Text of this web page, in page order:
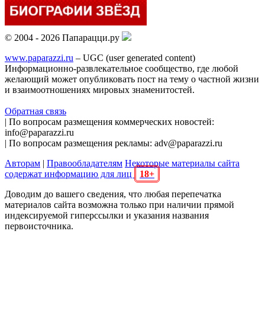
© 2004 - 2026 Папарацци.ру
www.paparazzi.ru – UGC (user generated content)
Информационно-развлекательное сообщество, где любой
желающий может опубликовать пост на тему о частной жизни
и взаимоотношениях мировых знаменитостей.
Обратная связь
| По вопросам размещения коммерческих новостей:
info@paparazzi.ru
| По вопросам размещения рекламы: adv@paparazzi.ru
Авторам | Правообладателям Некоторые материалы сайта
содержат информацию для лиц
18+
Доводим до вашего сведения, что любая перепечатка
материалов сайта возможна только при наличии прямой
индексируемой гиперссылки и указания названия
первоисточника.